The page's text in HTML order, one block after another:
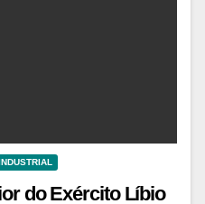
do Exército Líbio